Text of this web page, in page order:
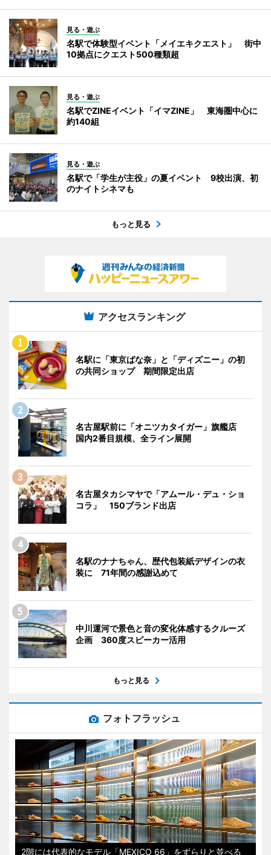
見る・遊ぶ
名駅で体験型イベント「メイエキクエスト」 街中
10拠点にクエスト500種類超
見る・遊ぶ
名駅でZINEイベント「イマZINE」 東海圏中心に
約140組
見る・遊ぶ
名駅で「学生が主役」の夏イベント 9校出演、初
のナイトシネマも
もっと見る
アクセスランキング
名駅に「東京ばな奈」と「ディズニー」の初
の共同ショップ 期間限定出店
名古屋駅前に「オニツカタイガー」旗艦店
国内2番目規模、全ライン展開
名古屋タカシマヤで「アムール・デュ・ショ
コラ」 150ブランド出店
名駅のナナちゃん、歴代包装紙デザインの衣
装に 71年間の感謝込めて
中川運河で景色と音の変化体感するクルーズ
企画 360度スピーカー活用
もっと見る
フォトフラッシュ
2階には代表的なモデル「MEXICO 66」をずらりと並べる